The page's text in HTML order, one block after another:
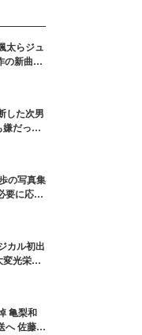
”に改
いる様
の艶やか
好きの
太らジュ
の新曲＆
レポ】
した次男
だっ
の写真集
要に応じ
カル初出
光栄」
亀梨和
へ 佐藤隆